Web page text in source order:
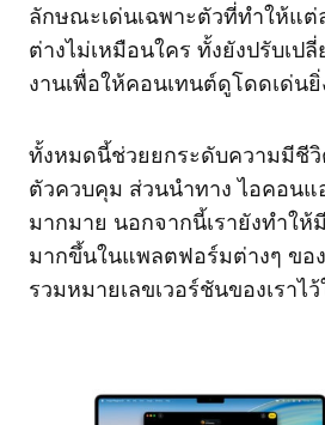
ลักษณะเด่นเฉพาะตัวที่ทำให้แ
ต่างไม่เหมือนใคร ทั้งยังปรับเป
งานเพื่อให้คอนเทนต์ดูโดดเด่น
ทั้งหมดนี้ช่วยยกระดับความมีชี
ตัวควบคุม ส่วนนำทาง ไอคอนแ
มากมาย นอกจากนี้เรายังทำใ
มากขึ้นในแพลตฟอร์มต่างๆ ของ
รวมหมายเลขเวอร์ชันของเรา